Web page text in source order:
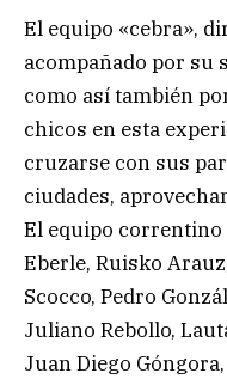
El equipo «cebra»,
acompañado por su
como así también
chicos en esta
cruzarse con sus
ciudades,
El equipo correntino
Eberle, Ruisko
Scocco, Pedro
Juliano Rebollo,
Juan Diego